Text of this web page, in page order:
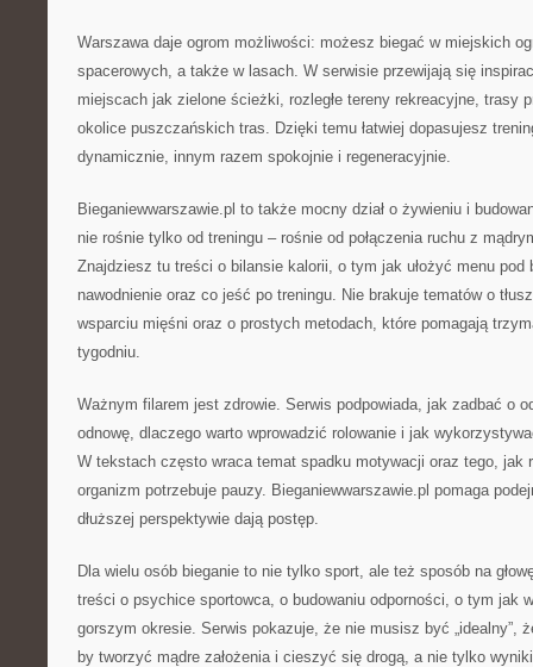
Warszawa daje ogrom możliwości: możesz biegać w miejskich
spacerowych, a także w lasach. W serwisie przewijają się
miejscach jak zielone ścieżki, rozległe tereny rekreacyjne, trasy
okolice puszczańskich tras. Dzięki temu łatwiej dopasujesz
dynamicznie, innym razem spokojnie i regeneracyjnie.
Bieganiewwarszawie.pl to także mocny dział o żywieniu i
nie rośnie tylko od treningu – rośnie od połączenia ruchu z
Znajdziesz tu treści o bilansie kalorii, o tym jak ułożyć menu pod
nawodnienie oraz co jeść po treningu. Nie brakuje tematów o
wsparciu mięśni oraz o prostych metodach, które pomagają
tygodniu.
Ważnym filarem jest zdrowie. Serwis podpowiada, jak zadbać o
odnowę, dlaczego warto wprowadzić rolowanie i jak
W tekstach często wraca temat spadku motywacji oraz tego, jak
organizm potrzebuje pauzy. Bieganiewwarszawie.pl pomaga
dłuższej perspektywie dają postęp.
Dla wielu osób bieganie to nie tylko sport, ale też sposób na
treści o psychice sportowca, o budowaniu odporności, o tym jak
gorszym okresie. Serwis pokazuje, że nie musisz być „idealny”,
by tworzyć mądre założenia i cieszyć się drogą, a nie tylko